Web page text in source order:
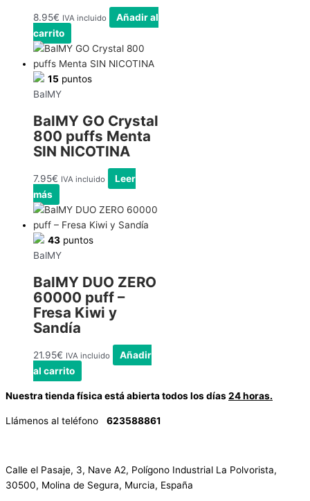
8.95€ IVA incluido
Añadir al
carrito
15 puntos
BalMY
BalMY GO Crystal
800 puffs Menta
SIN NICOTINA
7.95€ IVA incluido
Leer
más
43 puntos
BalMY
BalMY DUO ZERO
60000 puff –
Fresa Kiwi y
Sandía
21.95€ IVA incluido
Añadir
al carrito
Nuestra tienda física está abierta todos los días24 horas.
Llámenos al teléfono 623588861
Calle el Pasaje, 3, Nave A2, Polígono Industrial La Polvorista,
30500, Molina de Segura, Murcia, España